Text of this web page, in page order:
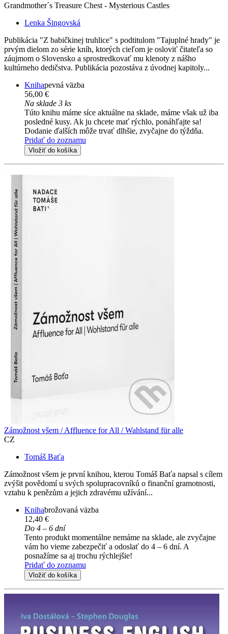
Grandmother´s Treasure Chest - Mysterious Castles
Lenka Šingovská
Publikácia "Z babičkinej truhlice" s podtitulom "Tajuplné hrady" je
prvým dielom zo série kníh, ktorých cieľom je osloviť čitateľa so
záujmom o Slovensko a sprostredkovať mu klenoty z nášho
kultúrneho dedičstva. Publikácia pozostáva z úvodnej kapitoly...
Knihapevná väzba
56,00 €
Na sklade 3 ks
Túto knihu máme síce aktuálne na sklade, máme však už iba
posledné kusy. Ak ju chcete mať rýchlo, ponáhľajte sa!
Dodanie ďalších môže trvať dlhšie, zvyčajne do týždňa.
Pridať do zoznamu
Vložiť do košíka
Zámožnost všem / Affluence for All / Wahlstand für alle
CZ
Tomáš Baťa
Zámožnost všem je první knihou, kterou Tomáš Baťa napsal s cílem
zvýšit povědomí u svých spolupracovníků o finanční gramotnosti,
vztahu k penězům a jejich zdravému užívání...
Knihabrožovaná väzba
12,40 €
Do 4 – 6 dní
Tento produkt momentálne nemáme na sklade, ale zvyčajne
vám ho vieme zabezpečiť a odoslať do 4 – 6 dní. A
posnažíme sa aj trochu rýchlejšie!
Pridať do zoznamu
Vložiť do košíka